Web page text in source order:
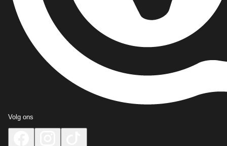
Volg ons